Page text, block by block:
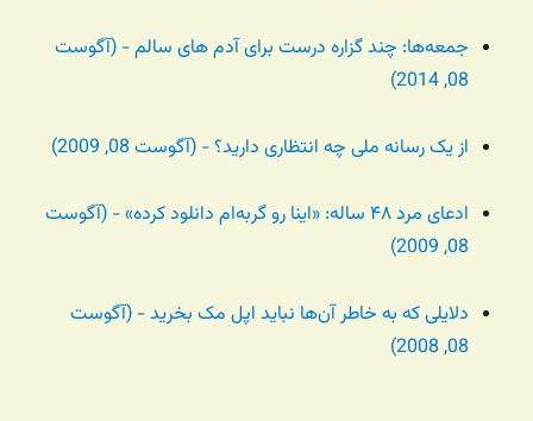
جمعه‌ها: چند گزاره درست برای آدم های سالم - (آگوست
08, 2014)
از یک رسانه ملی چه انتظاری دارید؟ - (آگوست 08, 2009)
ادعای مرد ۴۸ ساله: «اینا رو گربه‌ام دانلود کرده» - (آگوست
08, 2009)
دلایلی که به خاطر آن‌ها نباید اپل مک بخرید - (آگوست
08, 2008)